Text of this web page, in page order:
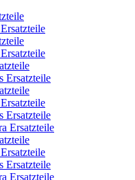
Ersatzteile
Ersatzteile
Ersatzteile
Ersatzteile
Ersatzteile